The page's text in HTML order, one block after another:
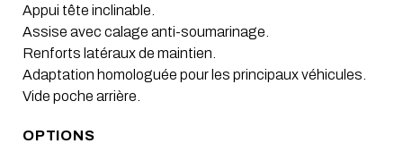
Appui tête inclinable.
Assise avec calage anti-soumarinage.
Renforts latéraux de maintien.
Adaptation homologuée pour les principaux véhicules.
Vide poche arrière.
OPTIONS